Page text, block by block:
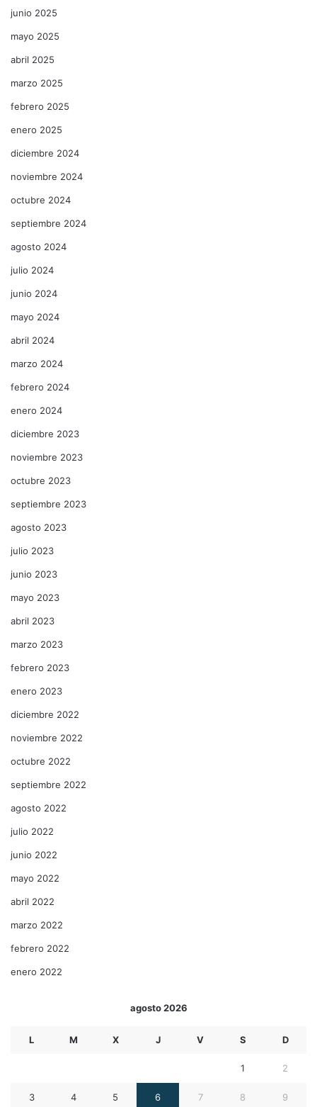
junio 2025
mayo 2025
abril 2025
marzo 2025
febrero 2025
enero 2025
diciembre 2024
noviembre 2024
octubre 2024
septiembre 2024
agosto 2024
julio 2024
junio 2024
mayo 2024
abril 2024
marzo 2024
febrero 2024
enero 2024
diciembre 2023
noviembre 2023
octubre 2023
septiembre 2023
agosto 2023
julio 2023
junio 2023
mayo 2023
abril 2023
marzo 2023
febrero 2023
enero 2023
diciembre 2022
noviembre 2022
octubre 2022
septiembre 2022
agosto 2022
julio 2022
junio 2022
mayo 2022
abril 2022
marzo 2022
febrero 2022
enero 2022
agosto 2026
L M X J V S D
1 2
3 4 5 6 7 8 9